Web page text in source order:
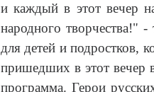
и каждый в этот вечер
народного творчества!" -
для детей и подростков,
пришедших в этот вечер
программа. Герои